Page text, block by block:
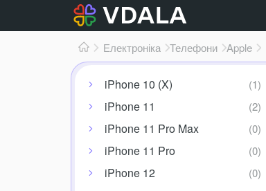
Електроніка Телефони Apple
iPhone 10 (X)
iPhone 11
iPhone 11 Pro Max
iPhone 11 Pro
iPhone 12